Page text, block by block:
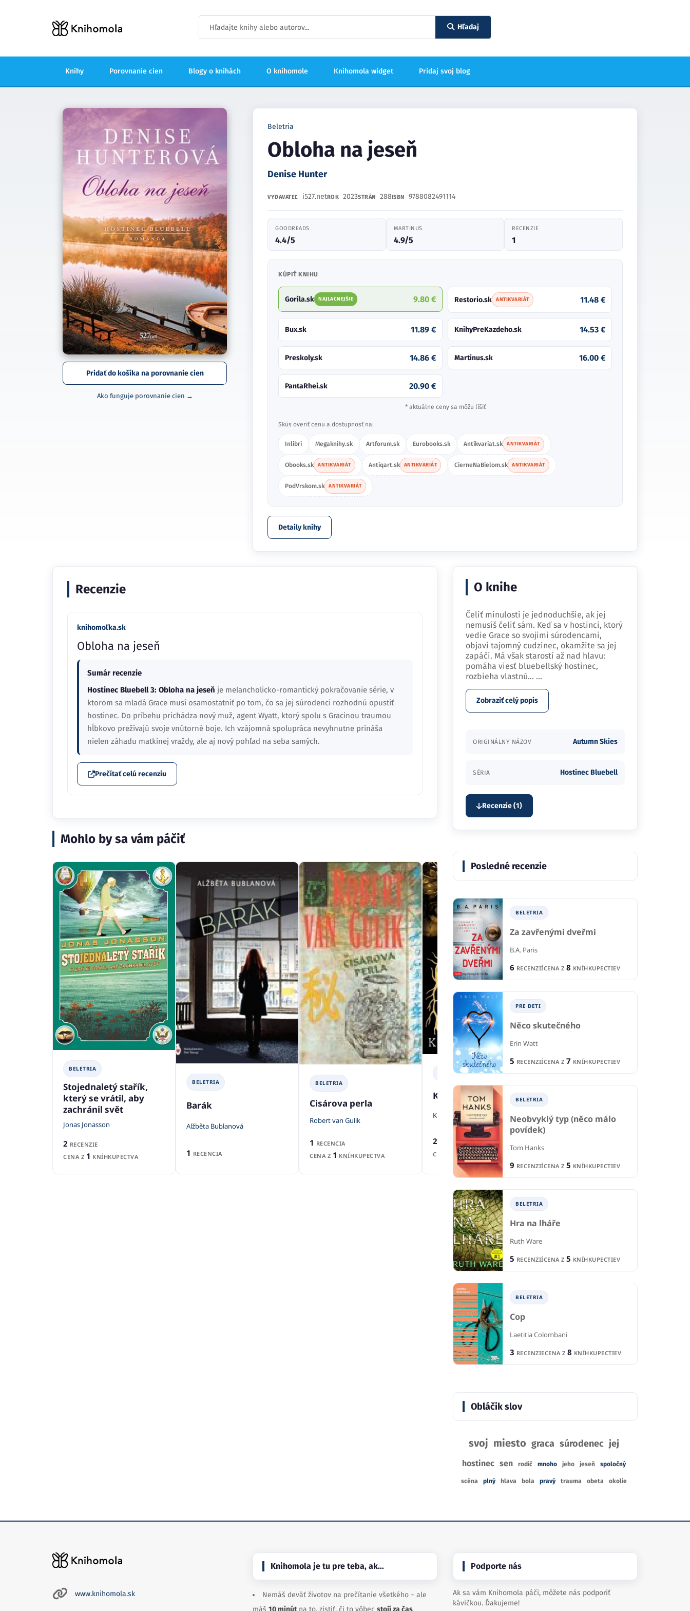
Hľadaj
Knihy Porovnanie cien Blogy o knihách O knihomole Knihomola widget Pridaj svoj blog
Pridať do košíka na porovnanie cien
Ako funguje porovnanie cien →
Beletria
Obloha na jeseň
Denise Hunter
VYDAVATEĽ i527.netROK 2023STRÁN 288ISBN 9788082491114
GOODREADS
4.4/5
MARTINUS
4.9/5
RECENZIE
1
KÚPIŤ KNIHU
Gorila.sk NAJLACNEJŠIE 9.80 € Restorio.sk ANTIKVARIÁT 11.48 €
Bux.sk 11.89 € KnihyPreKazdeho.sk 14.53 €
Preskoly.sk 14.86 € Martinus.sk 16.00 €
PantaRhei.sk 20.90 €
* aktuálne ceny sa môžu líšiť
Skús overiť cenu a dostupnosť na:
Inlibri Megaknihy.sk Artforum.sk Eurobooks.sk Antikvariat.sk ANTIKVARIÁT
Obooks.sk ANTIKVARIÁT Antiqart.sk ANTIKVARIÁT CierneNaBielom.sk ANTIKVARIÁT
PodVrskom.sk ANTIKVARIÁT
Detaily knihy
Recenzie
knihomoľka.sk
Obloha na jeseň
Sumár recenzie
Hostinec Bluebell 3: Obloha na jeseň je melancholicko-romantický pokračovanie série, v
ktorom sa mladá Grace musí osamostatniť po tom, čo sa jej súrodenci rozhodnú opustiť
hostinec. Do príbehu prichádza nový muž, agent Wyatt, ktorý spolu s Gracinou traumou
hĺbkovo prežívajú svoje vnútorné boje. Ich vzájomná spolupráca nevyhnutne prináša
nielen záhadu matkinej vraždy, ale aj nový pohľad na seba samých.
Prečítať celú recenziu
Mohlo by sa vám páčiť
BELETRIA
Stojednaletý stařík,
který se vrátil, aby
zachránil svět
Jonas Jonasson
2 RECENZIE
CENA Z 1 KNÍHKUPECTVA
BELETRIA
Barák
Alžběta Bublanová
1 RECENCIA
BELETRIA
Cisárova perla
Robert van Gulik
1 RECENCIA
CENA Z 1 KNÍHKUPECTVA
BELETRIA
Kráľovstvo Hriešnych
Kerri Maniscalco
2 RECENZIE
CENA Z 6KNÍHKUPECTIEV
Michael Connelly
O knihe
Čeliť minulosti je jednoduchšie, ak jej
nemusíš čeliť sám. Keď sa v hostinci, ktorý
vedie Grace so svojimi súrodencami,
objaví tajomný cudzinec, okamžite sa jej
zapáči. Má však starostí až nad hlavu:
pomáha viesť bluebellský hostinec,
rozbieha vlastnú… ...
Zobraziť celý popis
ORIGINÁLNY NÁZOV Autumn Skies
SÉRIA Hostinec Bluebell
Recenzie (1)
Posledné recenzie
BELETRIA
Za zavřenými dveřmi
B.A. Paris
6 RECENZIÍCENA Z 8 KNÍHKUPECTIEV
PRE DETI
Něco skutečného
Erin Watt
5 RECENZIÍCENA Z 7 KNÍHKUPECTIEV
BELETRIA
Neobvyklý typ (něco málo
povídek)
Tom Hanks
9 RECENZIÍCENA Z 5 KNÍHKUPECTIEV
BELETRIA
Hra na lháře
Ruth Ware
5 RECENZIÍCENA Z 5 KNÍHKUPECTIEV
BELETRIA
Cop
Laetitia Colombani
3 RECENZIECENA Z 8 KNÍHKUPECTIEV
Obláčik slov
svoj miesto graca súrodenec jej
hostinec sen rodič mnoho jeho jeseň spoločný
scéna plný hlava bola pravý trauma obeta okolie
www.knihomola.sk
Knihomola je tu pre teba, ak…
Nemáš deväť životov na prečítanie všetkého – ale
máš 10 minút na to, zistiť, či to vôbec stojí za čas
Podporte nás
Ak sa vám Knihomola páči, môžete nás podporiť
kávičkou. Ďakujeme!